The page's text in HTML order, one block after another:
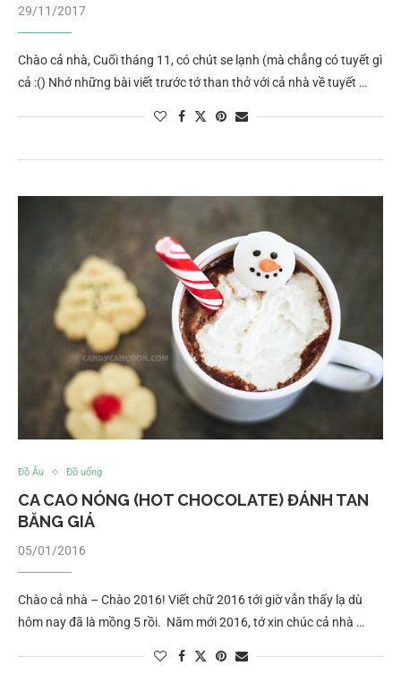
29/11/2017
Chào cả nhà, Cuối tháng 11, có chút se lạnh (mà chẳng có tuyết gì
cả :() Nhớ những bài viết trước tớ than thở với cả nhà về tuyết …
Đồ Âu Đồ uống
CA CAO NÓNG (HOT CHOCOLATE) ĐÁNH TAN
BĂNG GIÁ
05/01/2016
Chào cả nhà – Chào 2016! Viết chữ 2016 tới giờ vẫn thấy lạ dù
hôm nay đã là mồng 5 rồi. Năm mới 2016, tớ xin chúc cả nhà …